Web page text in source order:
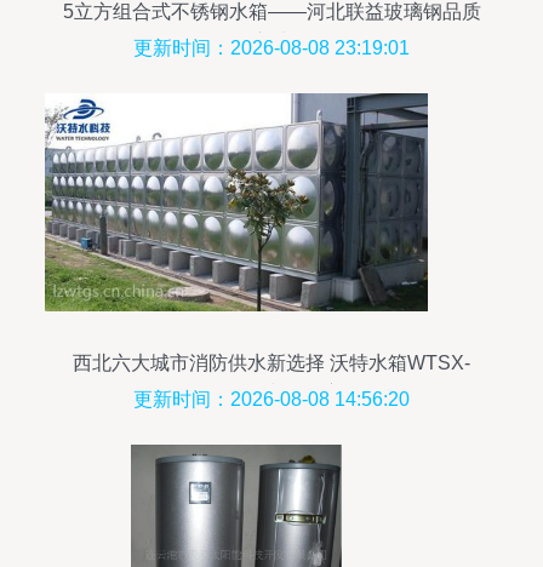
5立方组合式不锈钢水箱——河北联益玻璃钢品质
之选
更新时间：2026-08-08 23:19:01
西北六大城市消防供水新选择 沃特水箱WTSX-
BXG不锈钢水箱深度解析
更新时间：2026-08-08 14:56:20